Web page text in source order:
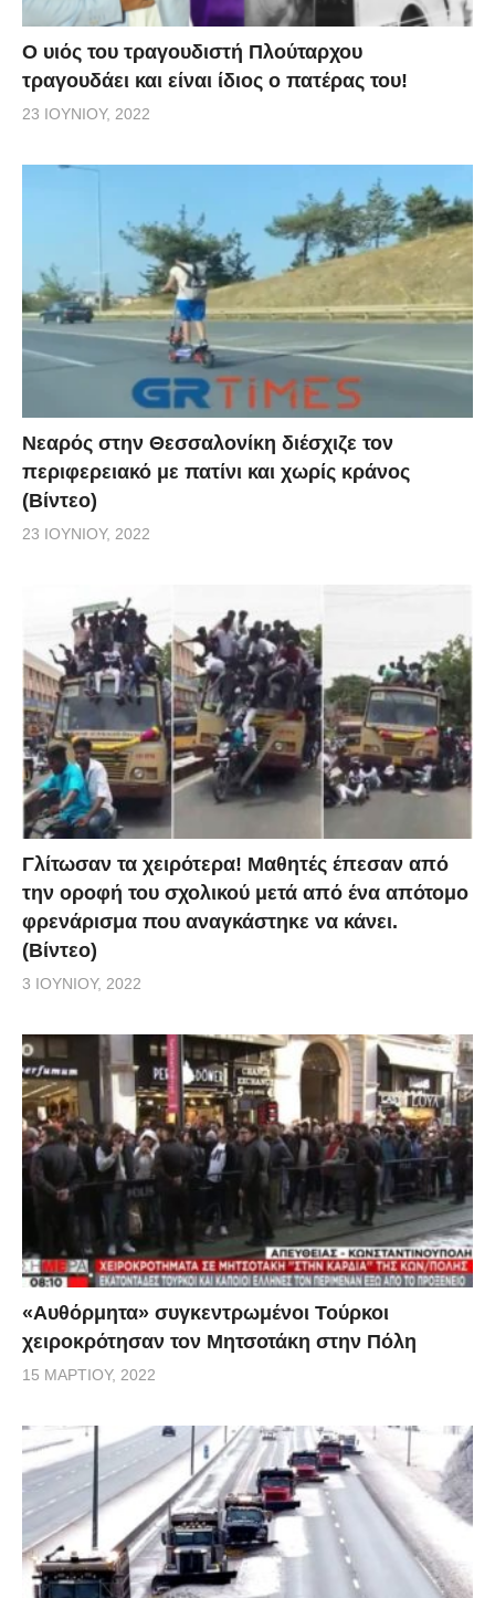
O υιός του τραγουδιστή Πλούταρχου
τραγουδάει και είναι ίδιος ο πατέρας του!
23 ΙΟΥΝΊΟΥ, 2022
Νεαρός στην Θεσσαλονίκη διέσχιζε τον
περιφερειακό με πατίνι και χωρίς κράνος
(Βίντεο)
23 ΙΟΥΝΊΟΥ, 2022
Γλίτωσαν τα χειρότερα! Μαθητές έπεσαν από
την οροφή του σχολικού μετά από ένα απότομο
φρενάρισμα που αναγκάστηκε να κάνει.
(Βίντεο)
3 ΙΟΥΝΊΟΥ, 2022
«Αυθόρμητα» συγκεντρωμένοι Τούρκοι
χειροκρότησαν τον Μητσοτάκη στην Πόλη
15 ΜΑΡΤΊΟΥ, 2022